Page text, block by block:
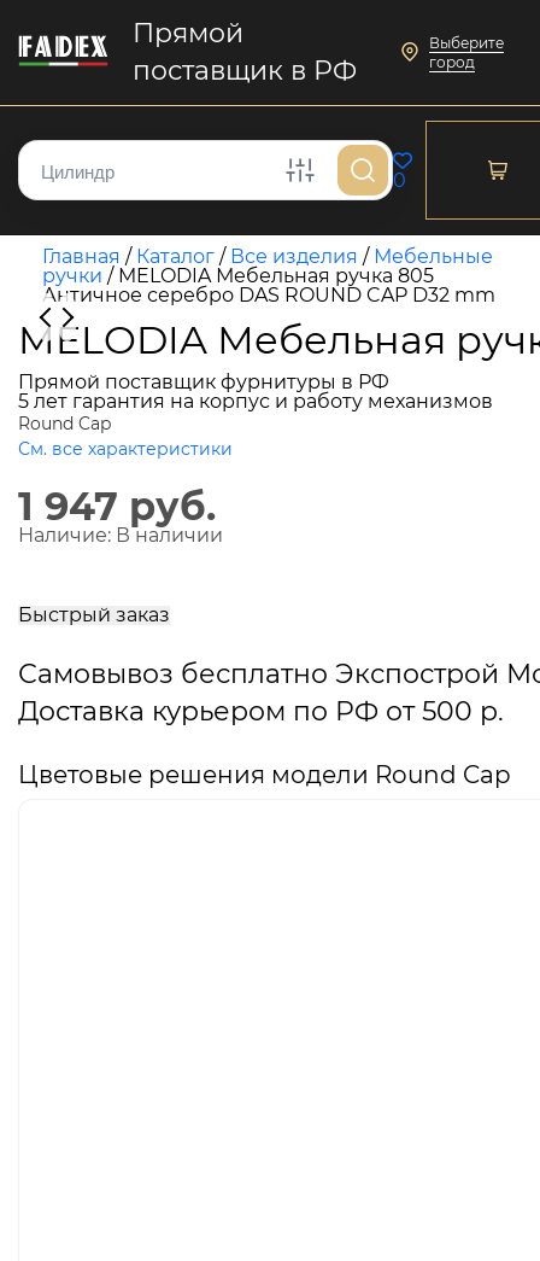
Прямой
поставщик в РФ
Выберите
город
0
Главная / Каталог / Все изделия / Мебельные
ручки / MELODIA Мебельная ручка 805
Античное серебро DAS ROUND CAP D32 mm
MELODIA Мебельная
Прямой поставщик фурнитуры в РФ
5 лет гарантия на корпус и работу механизмов
Round Cap
См. все характеристики
1 947 руб.
Наличие: В наличии
Быстрый заказ
Самовывоз бесплатно Экспострой
Доставка курьером по РФ от 500 р.
Цветовые решения модели Round Cap